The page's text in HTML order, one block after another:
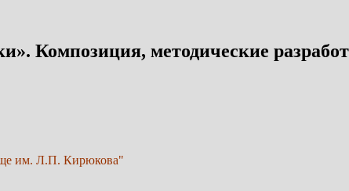
Композиция, методические
им. Л.П. Кирюкова"